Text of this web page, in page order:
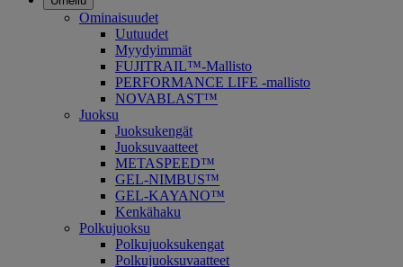
Ominaisuudet
Uutuudet
Myydyimmät
FUJITRAIL™-Mallisto
PERFORMANCE LIFE -mallisto
NOVABLAST™
Juoksu
Juoksukengät
Juoksuvaatteet
METASPEED™
GEL-NIMBUS™
GEL-KAYANO™
Kenkähaku
Polkujuoksu
Polkujuoksukengat
Polkujuoksuvaatteet